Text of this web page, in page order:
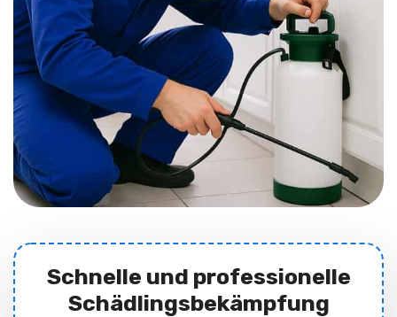
Schnelle und professionelle
Schädlingsbekämpfung